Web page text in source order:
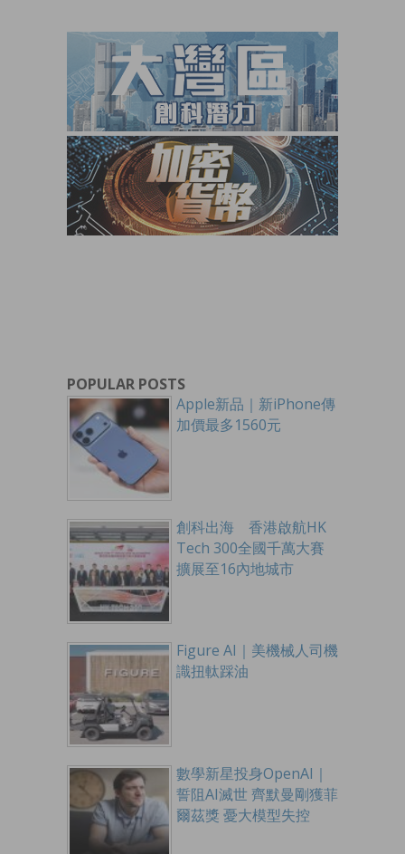
POPULAR POSTS
Apple新品｜新iPhone傳
加價最多1560元
創科出海 香港啟航HK
Tech 300全國千萬大賽
擴展至16內地城市
Figure AI｜美機械人司機
識扭軚踩油
數學新星投身OpenAI｜
誓阻AI滅世 齊默曼剛獲菲
爾茲獎 憂大模型失控